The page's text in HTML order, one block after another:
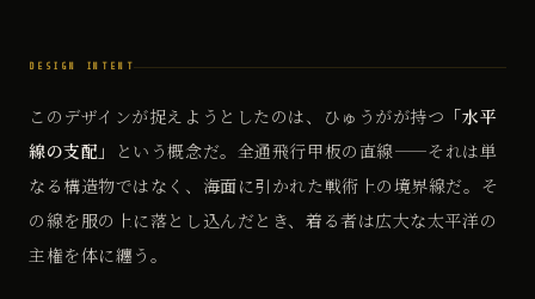
DESIGN INTENT
このデザインが捉えようとしたのは、ひゅうがが持つ 「水平
線の支配」
という概念だ。全通飛行甲板の直線——それは単
なる構造物ではなく、海面に引かれた戦術上の境界線だ。そ
の線を服の上に落とし込んだとき、着る者は広大な太平洋の
主権を体に纏う。